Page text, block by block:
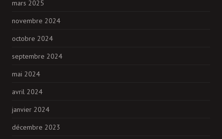
mars 2025
novembre 2024
octobre 2024
septembre 2024
mai 2024
avril 2024
janvier 2024
décembre 2023